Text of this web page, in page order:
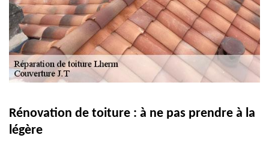
Rénovation de toiture : à ne pas prendre à la
légère